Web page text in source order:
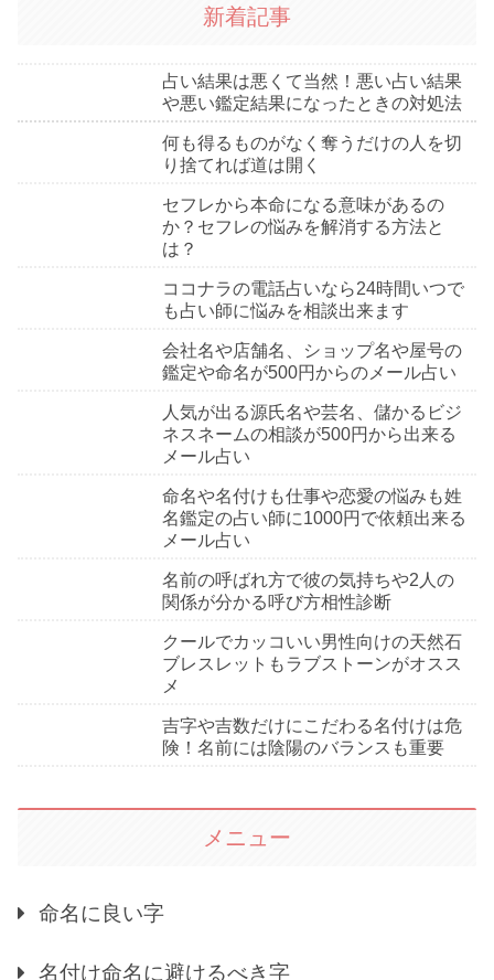
新着記事
占い結果は悪くて当然！悪い占い結果
や悪い鑑定結果になったときの対処法
何も得るものがなく奪うだけの人を切
り捨てれば道は開く
セフレから本命になる意味があるの
か？セフレの悩みを解消する方法と
は？
ココナラの電話占いなら24時間いつで
も占い師に悩みを相談出来ます
会社名や店舗名、ショップ名や屋号の
鑑定や命名が500円からのメール占い
人気が出る源氏名や芸名、儲かるビジ
ネスネームの相談が500円から出来る
メール占い
命名や名付けも仕事や恋愛の悩みも姓
名鑑定の占い師に1000円で依頼出来る
メール占い
名前の呼ばれ方で彼の気持ちや2人の
関係が分かる呼び方相性診断
クールでカッコいい男性向けの天然石
ブレスレットもラブストーンがオスス
メ
吉字や吉数だけにこだわる名付けは危
険！名前には陰陽のバランスも重要
メニュー
命名に良い字
名付け命名に避けるべき字